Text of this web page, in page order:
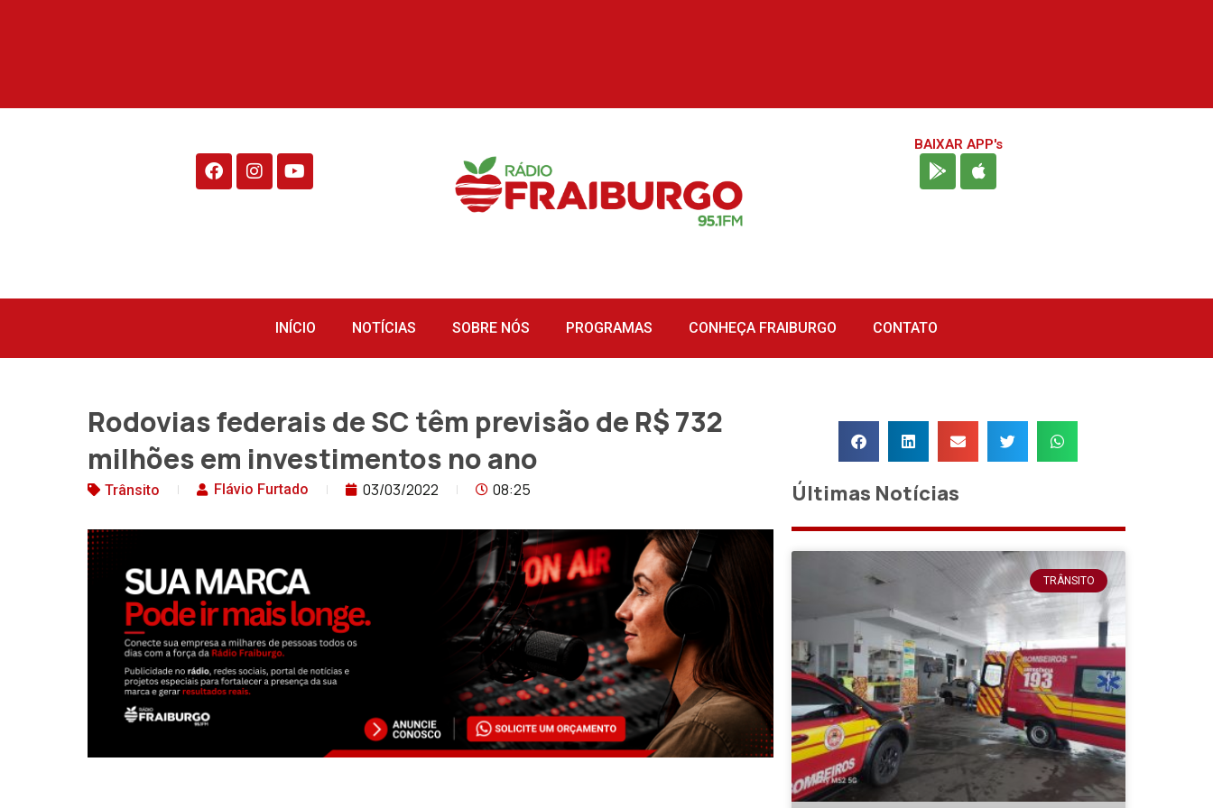
BAIXAR APP's
INÍCIO NOTÍCIAS SOBRE NÓS PROGRAMAS CONHEÇA FRAIBURGO CONTATO
Rodovias federais de SC têm previsão de R$ 732
milhões em investimentos no ano
Trânsito Flávio Furtado 03/03/2022 08:25 Últimas Notícias
TRÂNSITO